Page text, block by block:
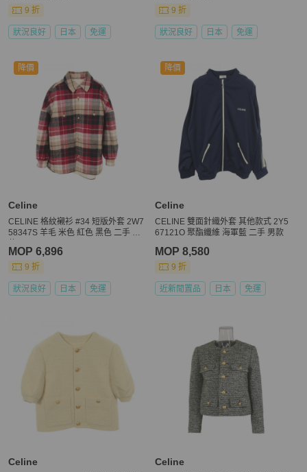
9 折
狀況良好 日本 免運
9 折
狀況良好 日本 免運
降價
Celine
CELINE 格紋襯衫 #34 短版外套 2W7
58347S 羊毛 米色 紅色 黑色 二手 女
MOP 6,896
9 折
狀況良好 日本 免運
降價
Celine
CELINE 雙面針織外套 其他款式 2Y5
67121O 聚酯纖維 海軍藍 二手 男款
MOP 8,580
9 折
近新閒置品 日本 免運
Celine Celine